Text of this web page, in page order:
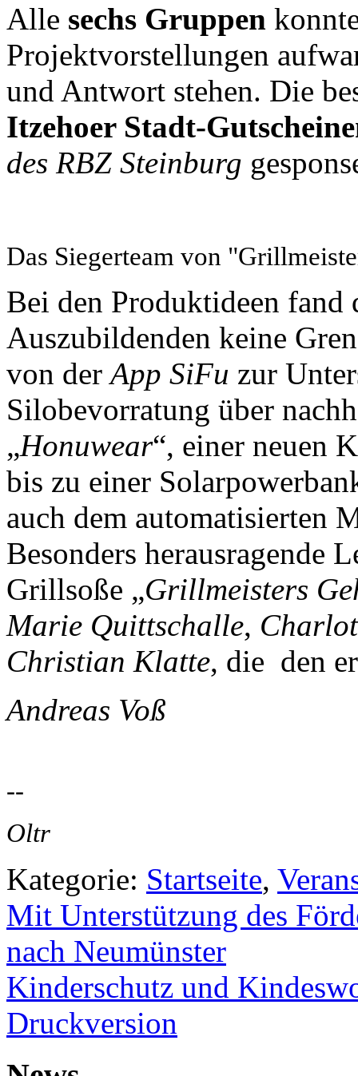
Alle sechs Gruppen
Projektvorstellungen
und Antwort stehen. Die
Itzehoer Stadt-
des RBZ Steinburg
Das Siegerteam von
Bei den Produktideen
Auszubildenden keine
von derApp SiFu zur
Silobevorratung über
„Honuwear“, einer neuen
bis zu einer
auch dem automatisierten
Besonders herausragende
Grillsoße „Grillmeisters
Marie Quittschalle,
Christian Klatte, die den
Andreas Voß
--
Oltr
Kategorie: Startseite,
Mit Unterstützung des
nach Neumünster
Kinderschutz und
Druckversion